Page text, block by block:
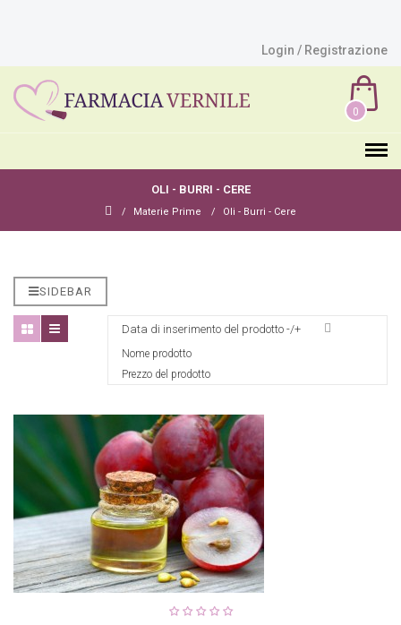
Login / Registrazione
0
OLI - BURRI - CERE
Materie Prime Oli - Burri - Cere
SIDEBAR
Data di inserimento del prodotto -/+
Nome prodotto
Prezzo del prodotto